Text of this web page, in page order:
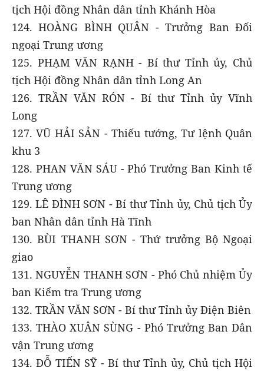
tịch Hội đồng Nhân dân tỉnh Khánh Hòa
124. HOÀNG BÌNH QUÂN - Trưởng Ban Đối
ngoại Trung ương
125. PHẠM VĂN RẠNH - Bí thư Tỉnh ủy, Chủ
tịch Hội đồng Nhân dân tỉnh Long An
126. TRẦN VĂN RÓN - Bí thư Tỉnh ủy Vĩnh
Long
127. VŨ HẢI SẢN - Thiếu tướng, Tư lệnh Quân
khu 3
128. PHAN VĂN SÁU - Phó Trưởng Ban Kinh tế
Trung ương
129. LÊ ĐÌNH SƠN - Bí thư Tỉnh ủy, Chủ tịch Ủy
ban Nhân dân tỉnh Hà Tĩnh
130. BÙI THANH SƠN - Thứ trưởng Bộ Ngoại
giao
131. NGUYỄN THANH SƠN - Phó Chủ nhiệm Ủy
ban Kiểm tra Trung ương
132. TRẦN VĂN SƠN - Bí thư Tỉnh ủy Điện Biên
133. THÀO XUÂN SÙNG - Phó Trưởng Ban Dân
vận Trung ương
134. ĐỖ TIẾN SỸ - Bí thư Tỉnh ủy, Chủ tịch Hội